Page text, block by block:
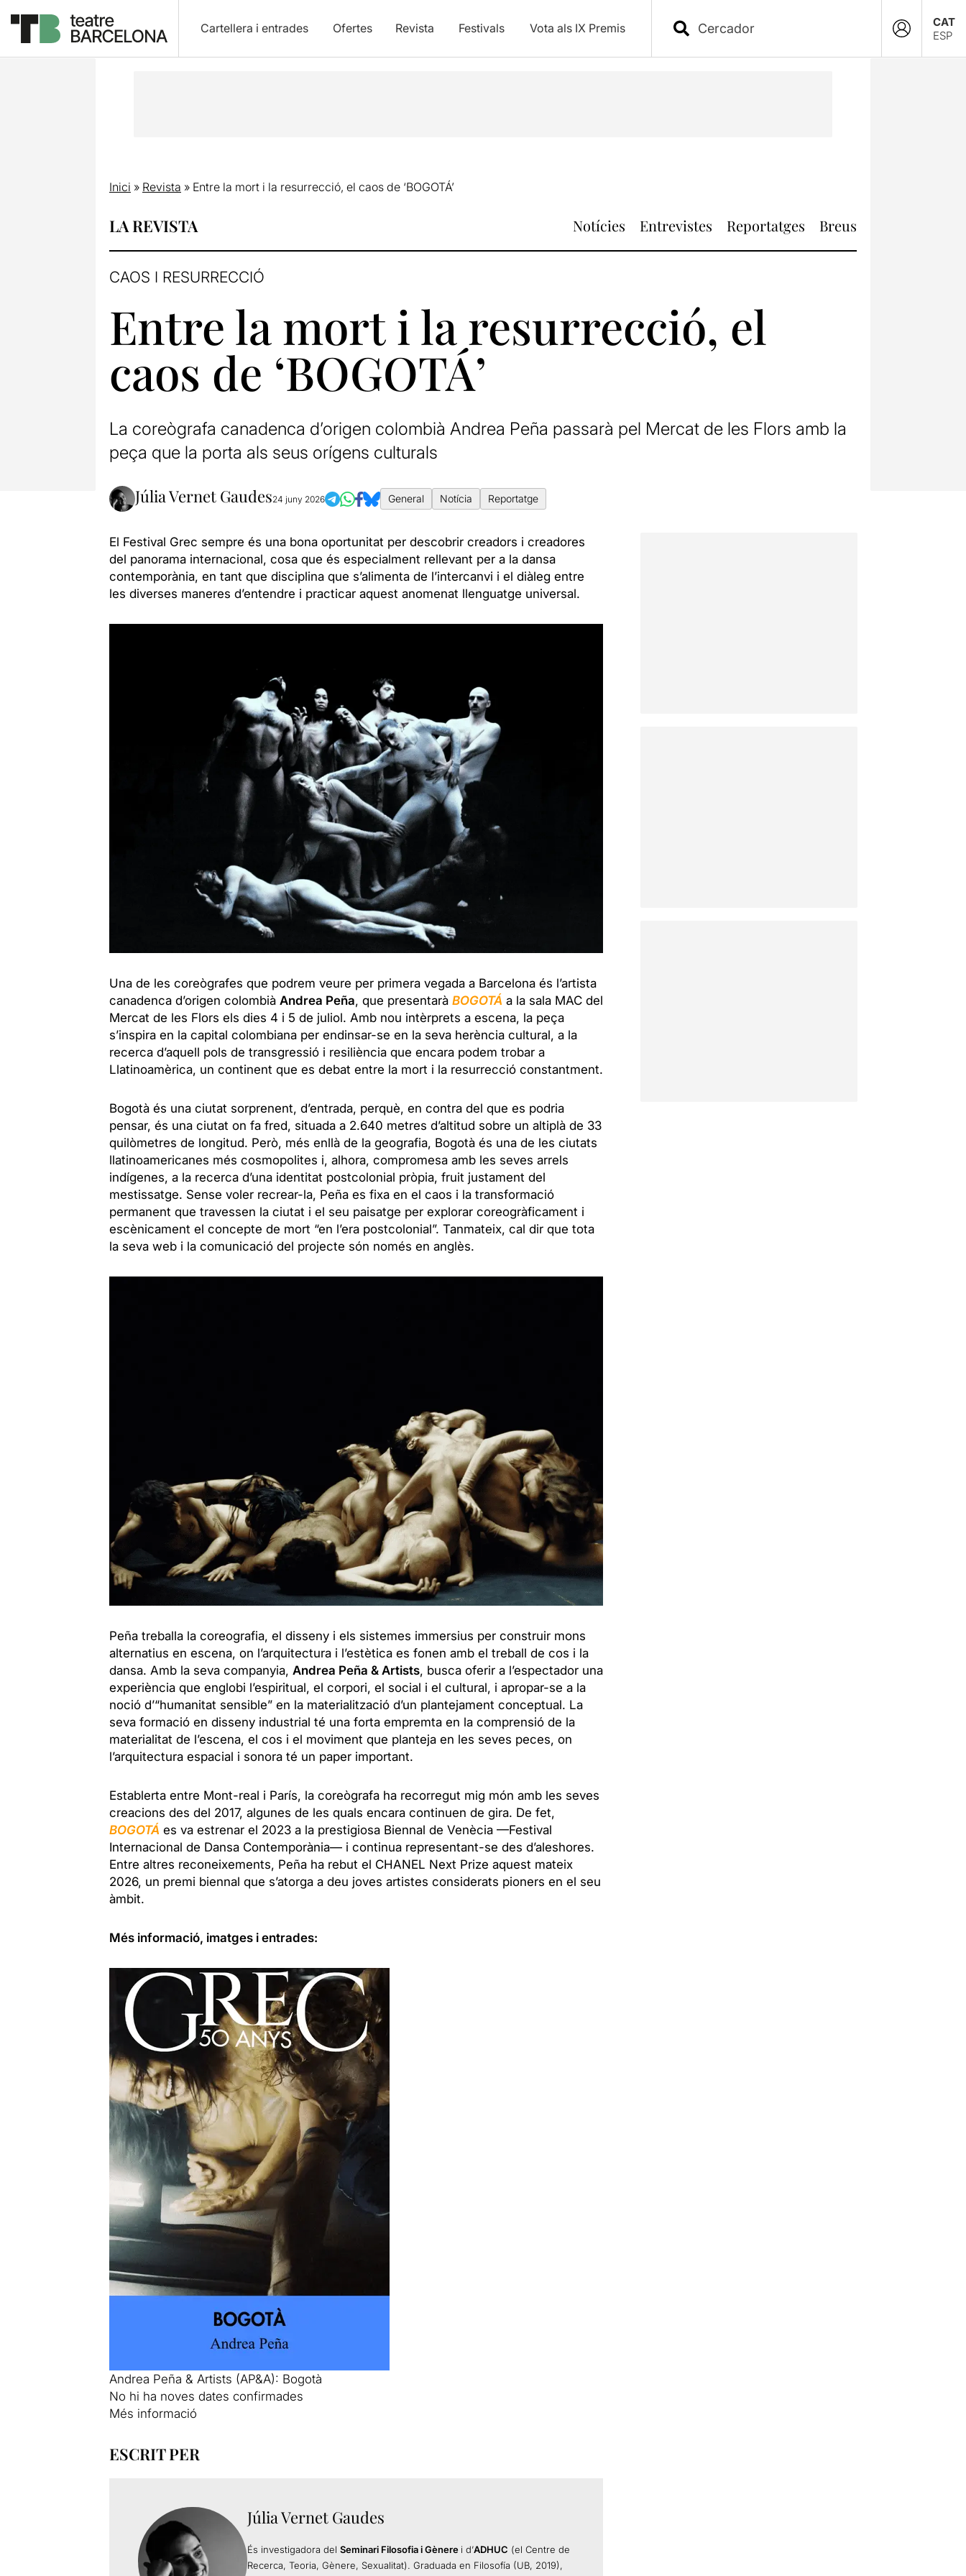
Cartellera i entrades Ofertes Revista Festivals Vota als IX Premis
CAT
ESP
Inici » Revista » Entre la mort i la resurrecció, el caos de ‘BOGOTÁ’
LA REVISTA Notícies Entrevistes Reportatges Breus
CAOS I RESURRECCIÓ
Entre la mort i la resurrecció, el
caos de ‘BOGOTÁ’
La coreògrafa canadenca d’origen colombià Andrea Peña passarà pel Mercat de les Flors amb la
peça que la porta als seus orígens culturals
Júlia Vernet Gaudes24 juny 2026 General Notícia Reportatge
El Festival Grec sempre és una bona oportunitat per descobrir creadors i creadores
del panorama internacional, cosa que és especialment rellevant per a la dansa
contemporània, en tant que disciplina que s’alimenta de l’intercanvi i el diàleg entre
les diverses maneres d’entendre i practicar aquest anomenat llenguatge universal.
Una de les coreògrafes que podrem veure per primera vegada a Barcelona és l’artista
canadenca d’origen colombià Andrea Peña, que presentarà BOGOTÁ a la sala MAC del
Mercat de les Flors els dies 4 i 5 de juliol. Amb nou intèrprets a escena, la peça
s’inspira en la capital colombiana per endinsar-se en la seva herència cultural, a la
recerca d’aquell pols de transgressió i resiliència que encara podem trobar a
Llatinoamèrica, un continent que es debat entre la mort i la resurrecció constantment.
Bogotà és una ciutat sorprenent, d’entrada, perquè, en contra del que es podria
pensar, és una ciutat on fa fred, situada a 2.640 metres d’altitud sobre un altiplà de 33
quilòmetres de longitud. Però, més enllà de la geografia, Bogotà és una de les ciutats
llatinoamericanes més cosmopolites i, alhora, compromesa amb les seves arrels
indígenes, a la recerca d’una identitat postcolonial pròpia, fruit justament del
mestissatge. Sense voler recrear-la, Peña es fixa en el caos i la transformació
permanent que travessen la ciutat i el seu paisatge per explorar coreogràficament i
escènicament el concepte de mort “en l’era postcolonial”. Tanmateix, cal dir que tota
la seva web i la comunicació del projecte són només en anglès.
Peña treballa la coreografia, el disseny i els sistemes immersius per construir mons
alternatius en escena, on l’arquitectura i l’estètica es fonen amb el treball de cos i la
dansa. Amb la seva companyia, Andrea Peña & Artists, busca oferir a l’espectador una
experiència que englobi l’espiritual, el corpori, el social i el cultural, i apropar-se a la
noció d’“humanitat sensible” en la materialització d’un plantejament conceptual. La
seva formació en disseny industrial té una forta empremta en la comprensió de la
materialitat de l’escena, el cos i el moviment que planteja en les seves peces, on
l’arquitectura espacial i sonora té un paper important.
Establerta entre Mont-real i París, la coreògrafa ha recorregut mig món amb les seves
creacions des del 2017, algunes de les quals encara continuen de gira. De fet,
BOGOTÁ es va estrenar el 2023 a la prestigiosa Biennal de Venècia —Festival
Internacional de Dansa Contemporània— i continua representant-se des d’aleshores.
Entre altres reconeixements, Peña ha rebut el CHANEL Next Prize aquest mateix
2026, un premi biennal que s’atorga a deu joves artistes considerats pioners en el seu
àmbit.
Més informació, imatges i entrades:
Andrea Peña & Artists (AP&A): Bogotà
No hi ha noves dates confirmades
Més informació
ESCRIT PER
Júlia Vernet Gaudes
És investigadora del Seminari Filosofia i Gènere i d’ADHUC (el Centre de
Recerca, Teoria, Gènere, Sexualitat). Graduada en Filosofía (UB, 2019),